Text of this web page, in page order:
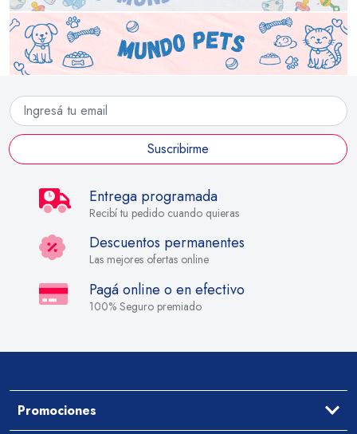
Suscribirme
Entrega programada
Recibí tu pedido cuando quieras
Descuentos permanentes
Las mejores ofertas online
Pagá online o en efectivo
100% Seguro premiado
Promociones